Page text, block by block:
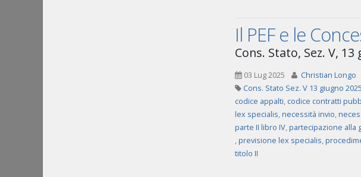
Il PEF e le
Cons. Stato, Sez. V,
03 Lug 2025
Christian Longo
Cons. Stato Sez. V 13 giugno
codice appalti, codice contratti
lex specialis,necessità invio,
parte II libro IV,partecipazione alla
,previsione lex specialis,
titolo II